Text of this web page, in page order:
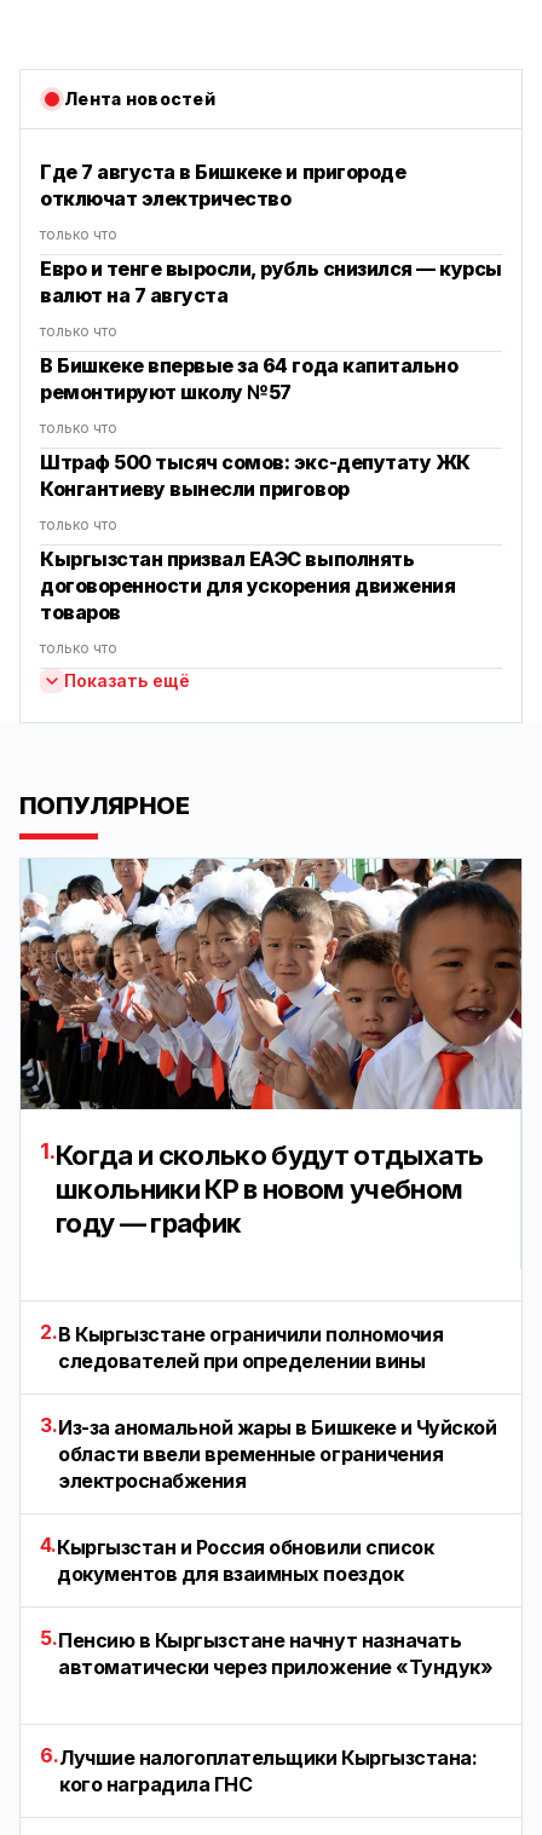
Лента новостей
Где 7 августа в Бишкеке и пригороде
отключат электричество
только что
Евро и тенге выросли, рубль снизился — курсы
валют на 7 августа
только что
В Бишкеке впервые за 64 года капитально
ремонтируют школу №57
только что
Штраф 500 тысяч сомов: экс-депутату ЖК
Конгантиеву вынесли приговор
только что
Кыргызстан призвал ЕАЭС выполнять
договоренности для ускорения движения
товаров
только что
Показать ещё
ПОПУЛЯРНОЕ
1.Когда и сколько будут отдыхать
школьники КР в новом учебном
году — график
2.В Кыргызстане ограничили полномочия
следователей при определении вины
3.Из-за аномальной жары в Бишкеке и Чуйской
области ввели временные ограничения
электроснабжения
4.Кыргызстан и Россия обновили список
документов для взаимных поездок
5.Пенсию в Кыргызстане начнут назначать
автоматически через приложение «Тундук»
6.Лучшие налогоплательщики Кыргызстана:
кого наградила ГНС